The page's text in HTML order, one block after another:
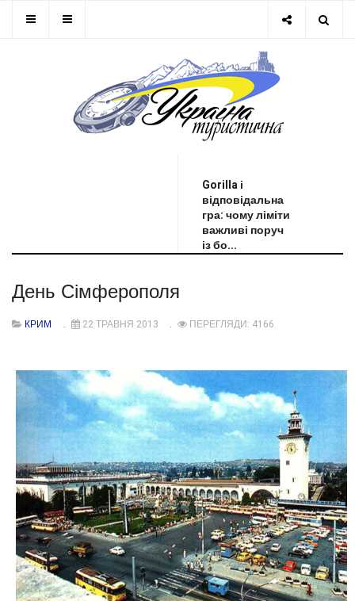
Gorilla і
відповідальна
гра: чому ліміти
важливі поруч
із бо...
День Сімферополя
КРИМ 22 ТРАВНЯ 2013 ПЕРЕГЛЯДИ: 4166